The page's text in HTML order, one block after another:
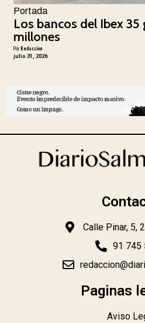
Portada
Los bancos del Ibex 35
millones
PorRedacción
julio 31, 2026
Calle Pinar, 5,
91 745
Paginas
Aviso